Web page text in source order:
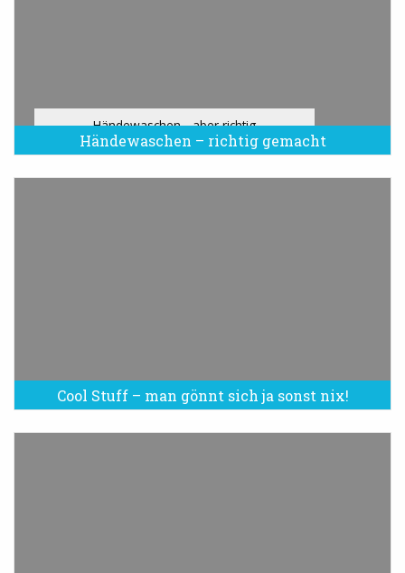
Händewaschen – richtig gemacht
Händewaschen - aber richtig
Cool Stuff – man gönnt sich ja sonst nix!